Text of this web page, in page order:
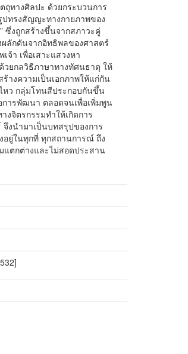
ทางศิลปะ ด้วยกระบวนการ
ทรงสัญญะทางกายภาพของ
ซึ่งถูกสร้างขึ้นจากสภาวะคู่
ลักดันจากอิทธิพลของศาสตร์
า เพื่อเสาะแสวงหา
วยกลวิธีภาษาทางทัศนธาตุ ให้
างความเป็นเอกภาพให้แก่กัน
หว กลุ่มโทนสีประกอบกันขึ้น
การพัฒนา ตลอดจนเพื่อเพิ่มพูน
จิตรกรรมทำให้เกิดการ
งนำมาเป็นบทสรุปของการ
อยู่ในทุกที่ ทุกสถานการณ์ ถึง
แตกต่างและไม่สอดประสาน